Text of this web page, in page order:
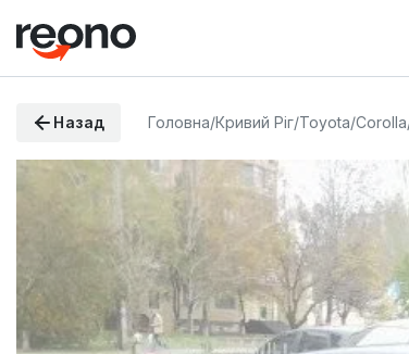
Назад Головна/Кривий Ріг/Toyota/Corolla